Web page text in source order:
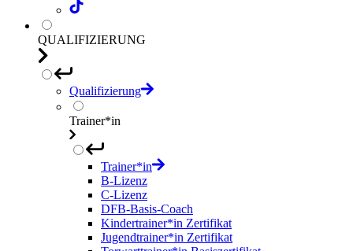
QUALIFIZIERUNG
Qualifizierung
Trainer*in
Trainer*in
B-Lizenz
C-Lizenz
DFB-Basis-Coach
Kindertrainer*in Zertifikat
Jugendtrainer*in Zertifikat